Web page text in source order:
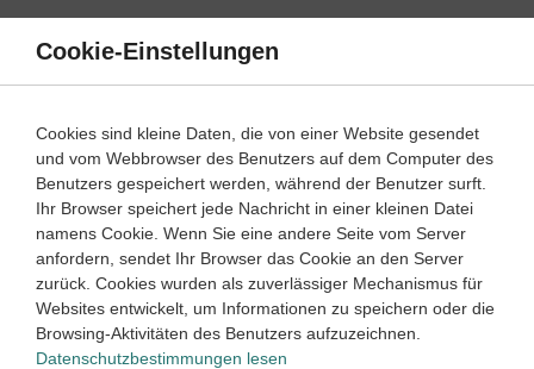
Direkt
Inhalt
Biologie 5. Klasse ‐ Abitur
Monocotyledonen
DieMonocotyledonen(Monocotyledonae) sindein-
keimblättrigePflanzen (z.B. Gräser, Liliengewächse,
Orchideen, Palmem)
Cookie-Einstellungen
Cookies sind kleine Daten, die von einer Website gesendet
und vom Webbrowser des Benutzers auf dem Computer des
Benutzers gespeichert werden, während der Benutzer surft.
Ihr Browser speichert jede Nachricht in einer kleinen Datei
namens Cookie. Wenn Sie eine andere Seite vom Server
anfordern, sendet Ihr Browser das Cookie an den Server
zurück. Cookies wurden als zuverlässiger Mechanismus für
Websites entwickelt, um Informationen zu speichern oder die
Browsing-Aktivitäten des Benutzers aufzuzeichnen.
Datenschutzbestimmungen lesen